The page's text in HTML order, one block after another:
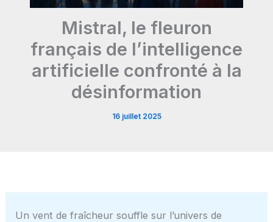
Mistral, le fleuron
français de l’intelligence
artificielle confronté à la
désinformation
16 juillet 2025
Un vent de fraîcheur souffle sur l’univers de